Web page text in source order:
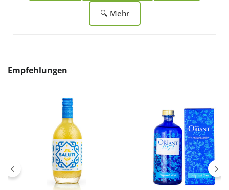
🔍 Mehr
Produktgalerie überspringen
Empfehlungen